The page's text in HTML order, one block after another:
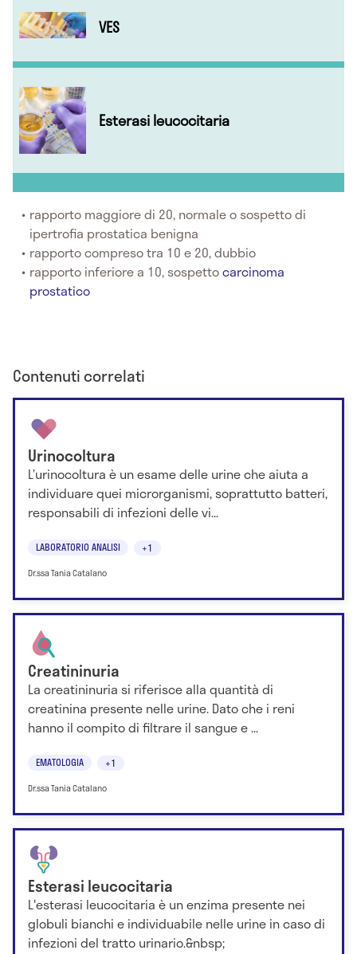
VES
Esterasi leucocitaria
rapporto maggiore di 20, normale o sospetto di
ipertrofia prostatica benigna
rapporto compreso tra 10 e 20, dubbio
rapporto inferiore a 10, sospettocarcinoma
prostatico
Contenuti correlati
Urinocoltura
L’urinocoltura è un esame delle urine che aiuta a
individuare quei microrganismi, soprattutto batteri,
responsabili di infezioni delle vi...
LABORATORIO ANALISI +1
Dr.ssa Tania Catalano
Creatininuria
La creatininuria si riferisce alla quantità di
creatinina presente nelle urine. Dato che i reni
hanno il compito di filtrare il sangue e ...
EMATOLOGIA +1
Dr.ssa Tania Catalano
Esterasi leucocitaria
L'esterasi leucocitaria è un enzima presente nei
globuli bianchi e individuabile nelle urine in caso di
infezioni del tratto urinario.&nbsp;